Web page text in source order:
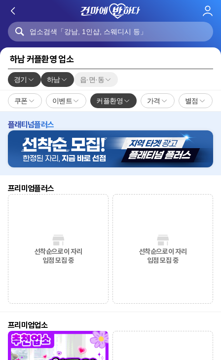
로
하남 커플환영 업소
경기 하남 읍·면·동
쿠폰 이벤트 커플환영 가격 별점
플래티넘플러스
프리미엄플러스
선착순으로 이 자리
입점 모집 중
선착순으로 이 자리
입점 모집 중
프리미엄업소